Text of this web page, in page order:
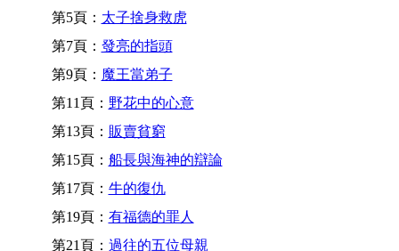
第5頁： 太子捨身救虎
第7頁： 發亮的指頭
第9頁： 魔王當弟子
第11頁： 野花中的心意
第13頁： 販賣貧窮
第15頁： 船長與海神的辯論
第17頁： 牛的復仇
第19頁： 有福德的罪人
第21頁： 過往的五位母親